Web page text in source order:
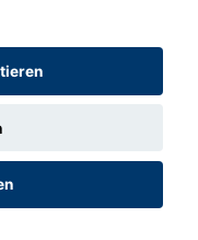
2020 - 2026